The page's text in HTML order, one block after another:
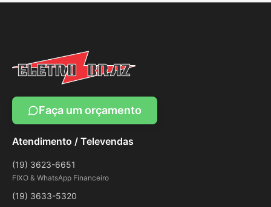
Faça um orçamento
Atendimento / Televendas
(19) 3623-6651
FIXO & WhatsApp Financeiro
(19) 3633-5320